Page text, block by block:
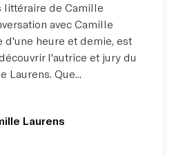
littéraire de Camille
avec Camille
d'une heure et demie, est
l'autrice et jury du
Laurens. Que...
Laurens